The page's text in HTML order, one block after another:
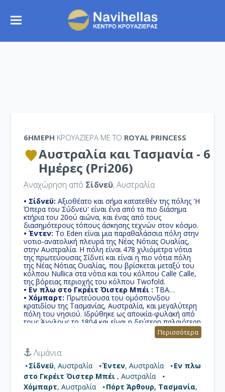
6ΉΜΕΡΗ ΚΡΟΥΑΖΙΕΡΑ ΜΕ ΤΟ ROYAL PRINCESS
Αυστραλία και Τασμανία - 6
Ημέρες (Pri206)
Αναχώρηση από Σίδνεϋ, Αυστραλία
• Σίδνεϋ: Αξιοθέατο και σήμα κατατεθέν της πόλης 'Η
Όπερα του Σύδνεϋ' είναι ένα από τα πιο διάσημα
κτήρια του 20ού αιώνα, και ένας από τους
διασημότερους τόπους άσκησης τεχνών στον κόσμο.
• Έντεν: Το Eden είναι μια παραθαλάσσια πόλη στην
νοτιο-ανατολική πλευρά της Νέας Νότιας Ουαλίας,
στην Αυστραλία. Η πόλη είναι 478 χιλιόμετρα νότια
της πρωτεύουσας Σίδνεϊ και είναι η πιο νότια πόλη
της Νέας Νότιας Ουαλίας, που βρίσκεται μεταξύ του
κόλπου Nullica στα νότια και του κόλπου Calle Calle,
της βόρειας περιοχής του κόλπου Twofold.
• Εν πλω στο Γκρέιτ Όιστερ Μπέι : TBA
• Χόμπαρτ: Πρωτεύουσα του ομόσπονδου
κρατιδίου της Τασμανίας, Αυστραλία, και μεγαλύτερη
πόλη του νησιού. Ιδρύθηκε ως αποικία-φυλακή από
τους Άγγλους το 1804 και είναι η δεύτερη παλαιότερη
πρωτεύουσα πολιτείας στην Αυστραλία μετά το
οικονομικό και διοικητικό κέντρο της Τασμανίας.
• Πόρτ Άρθουρ, Τασμανία:
τουριστικό αξιοθέατο στη νοτιο-ανατολική Τασμανία,
γνωστό για την σφαγή 35 ανθρώπων στις φυλακές
του Πορτ Άρθουρ.
Περισσότερα
Λιμάνια:
Σίδνεϋ, Αυστραλία Έντεν, Αυστραλία
Εν πλω
στο Γκρέιτ Όιστερ Μπέι , Αυστραλία
Χόμπαρτ, Αυστραλία Πόρτ Άρθουρ, Τασμανία,